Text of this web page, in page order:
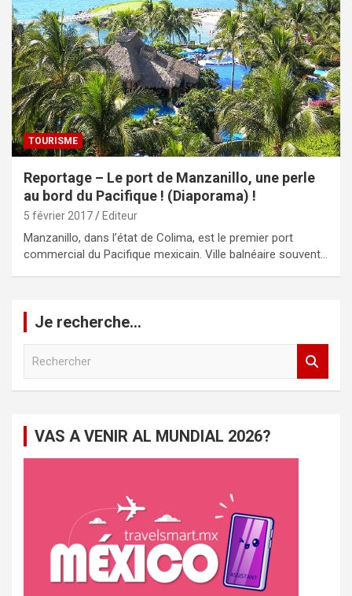
TOURISME
Reportage – Le port de Manzanillo, une perle
au bord du Pacifique ! (Diaporama) !
5 février 2017 Editeur
Manzanillo, dans l’état de Colima, est le premier port
commercial du Pacifique mexicain. Ville balnéaire souvent…
Je recherche…
c
VAS A VENIR AL MUNDIAL 2026?